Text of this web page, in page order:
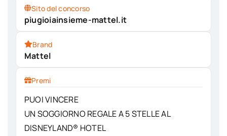
Sito del concorso
piugioiainsieme-mattel.it
Brand
Mattel
Premi
PUOI VINCERE
UN SOGGIORNO REGALE A 5 STELLE AL
DISNEYLAND® HOTEL